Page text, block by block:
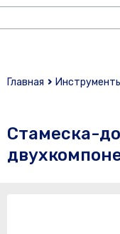
Главная
Стамеска-